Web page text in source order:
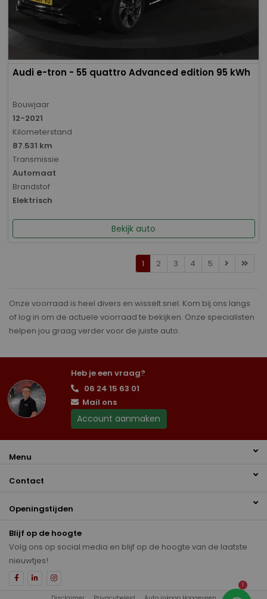
Audi e-tron - 55 quattro Advanced edition 95 kWh
Bouwjaar
12-2021
Kilometerstand
87.531 km
Transmissie
Automaat
Brandstof
Elektrisch
Bekijk auto
1 2 3 4 5
Onze voorraad is heel divers en wisselt snel. Kom bij ons langs
of log in om de actuele voorraad te bekijken. Onze specialisten
helpen jou graag verder voor de juiste auto.
Heb je een vraag?
06 24 15 63 01
Mail ons
Account aanmaken
Menu
Contact
Openingstijden
Blijf op de hoogte
Volg ons op social media en blijf op de hoogte van de laatste
nieuwtjes!
1